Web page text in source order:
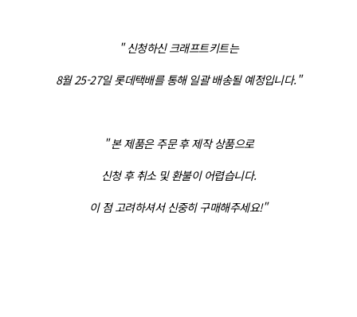
" 신청하신 크래프트키트는
8월 25-27일 롯데택배를 통해 일괄 배송될 예정입니다."
" 본 제품은 주문 후 제작 상품으로
신청 후 취소 및 환불이 어렵습니다.
이 점 고려하셔서 신중히 구매해주세요!"